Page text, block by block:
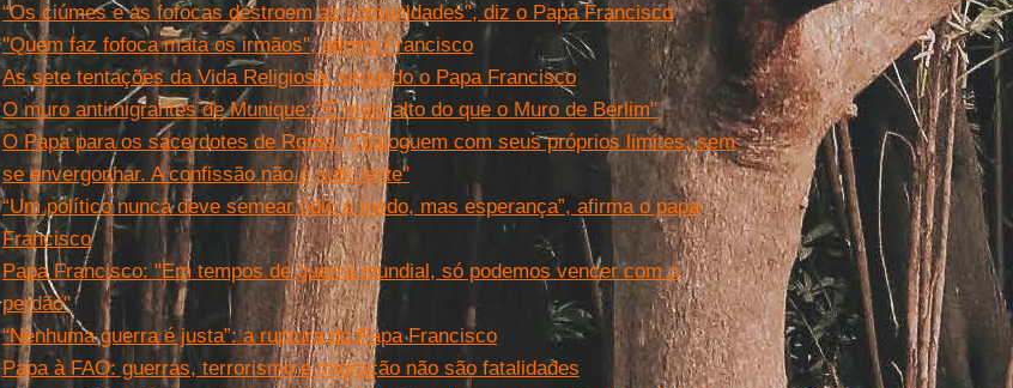
“Os ciúmes e as fofocas destroem as comunidades”, diz o Papa Francisco
''Quem faz fofoca mata os irmãos'', afirma Francisco
As sete tentações da Vida Religiosa, segundo o Papa Francisco
O muro antimigrantes de Munique: "É mais alto do que o Muro de Berlim"
O Papa para os sacerdotes de Roma: "Dialoguem com seus próprios limites, sem
se envergonhar. A confissão não é suficiente"
“Um político nunca deve semear ódio e medo, mas esperança”, afirma o papa
Francisco
Papa Francisco: "Em tempos de guerra mundial, só podemos vencer com o
perdão"
“Nenhuma guerra é justa”: a ruptura do Papa Francisco
Papa à FAO: guerras, terrorismo e migração não são fatalidades